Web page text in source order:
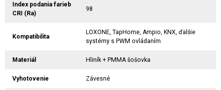
Index podania farieb
CRI (Ra)
98
Kompatibilita
LOXONE, TapHome, Ampio, KNX, ďalšie
systémy s PWM ovládaním
Materiál Hliník + PMMA šošovka
Vyhotovenie Závesné